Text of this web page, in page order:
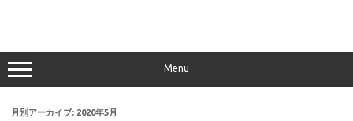
Menu
月別アーカイブ: 2020年5月